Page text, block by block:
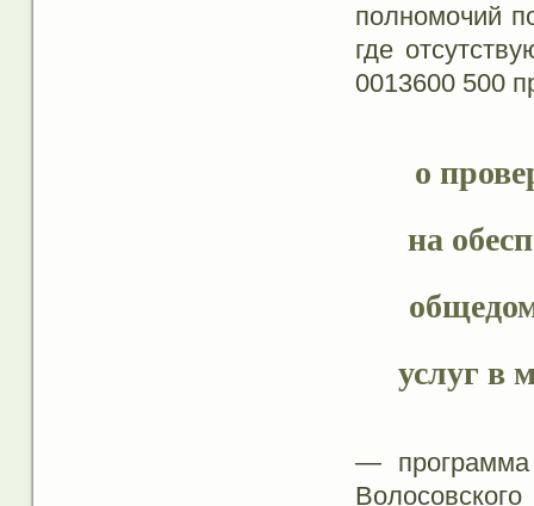
полномочий
где
0013600 500
о
на
услуг в
— программа